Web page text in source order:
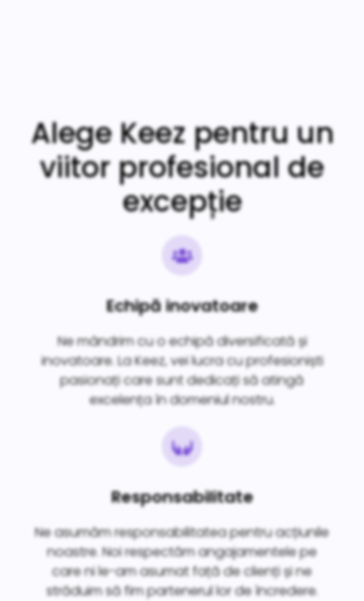
Alege Keez pentru un
viitor profesional de
excepție
Echipă inovatoare
Ne mândrim cu o echipă diversificată și
inovatoare. La Keez, vei lucra cu profesioniști
pasionați care sunt dedicați să atingă
excelența în domeniul nostru.
Responsabilitate
Ne asumăm responsabilitatea pentru acțiunile
noastre. Noi respectăm angajamentele pe
care ni le-am asumat față de clienți și ne
străduim să fim partenerul lor de încredere.